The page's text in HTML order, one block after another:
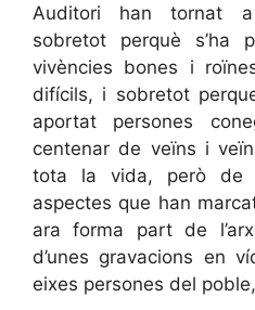
Auditori han tornat a
sobretot perquè s’ha
vivències bones i
difícils, i sobretot
aportat persones
centenar de veïns i
tota la vida, però de
aspectes que han
ara forma part de
d’unes gravacions en
eixes persones del